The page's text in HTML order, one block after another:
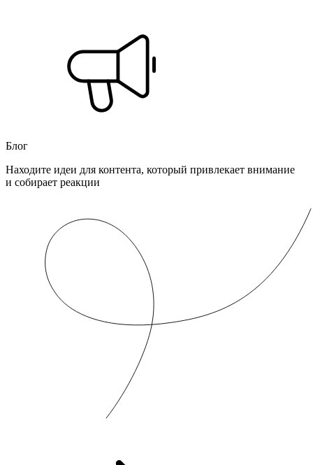
Блог
Находите идеи для контента, который привлекает внимание
и собирает реакции